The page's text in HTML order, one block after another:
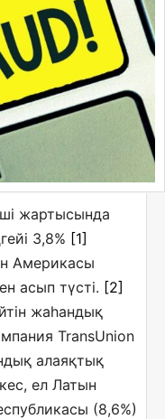
жартысында
3,8% [1]
Америкасы
асып түсті. [2]
жаһандық
TransUnion
алаяқтық
ел Латын
(8,6%)